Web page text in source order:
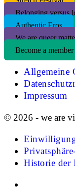
Belonging versus
Authentic Eros
We are queer
Become a member
Allgemeine
Impressum
© 2026 - we are
Historie der